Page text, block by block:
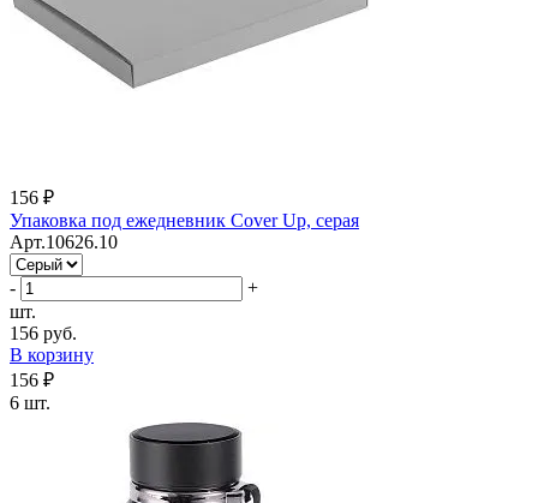
156 ₽
Упаковка под ежедневник Cover Up, серая
Арт.10626.10
-
+
шт.
156 руб.
В корзину
156 ₽
6 шт.